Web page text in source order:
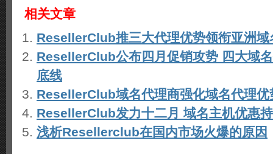
相关文章
ResellerClub推三大代理优势领衔亚洲域
ResellerClub公布四月促销攻势 四大域
底线
ResellerClub域名代理商强化域名代理优
ResellerClub发力十二月 域名主机优惠
浅析Resellerclub在国内市场火爆的原因